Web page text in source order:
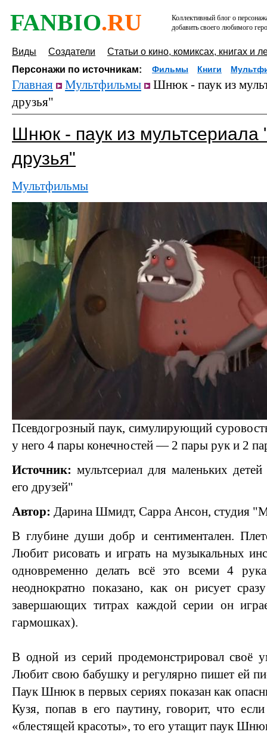
FANBIO.RU
Коллективный блог о
добавить своего любимого
Виды Создатели
Статьи о кино, комиксах, книгах и
Персонажи по источникам:
Фильмы Книги
Главная Мультфильмы
Шнюк - паук из
друзья"
Шнюк - паук из мультсериала
друзья"
Мультфильмы
Псевдогрозный паук, симулирующий
у него 4 пары конечностей — 2 пары рук и 2
Источник: мультсериал для маленьких
его друзей"
Автор: Дарина Шмидт, Сарра Ансон, студия
В глубине души добр и сентиментален.
Любит рисовать и играть на музыкальных
одновременно делать всё это всеми 4
неоднократно показано, как он рисует
завершающих титрах каждой серии он
гармошках).
В одной из серий продемонстрировал своё
Любит свою бабушку и регулярно пишет ей
Паук Шнюк в первых сериях показан как
Кузя, попав в его паутину, говорит, что
«блестящей красоты», то его утащит паук